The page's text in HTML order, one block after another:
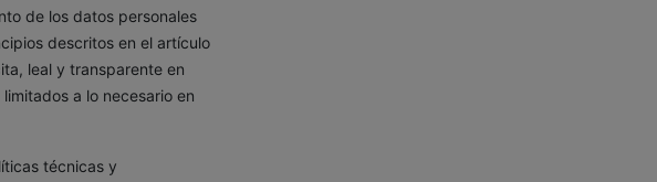
de los datos personales
descritos en el artículo
leal y transparente en
a lo necesario en
técnicas y